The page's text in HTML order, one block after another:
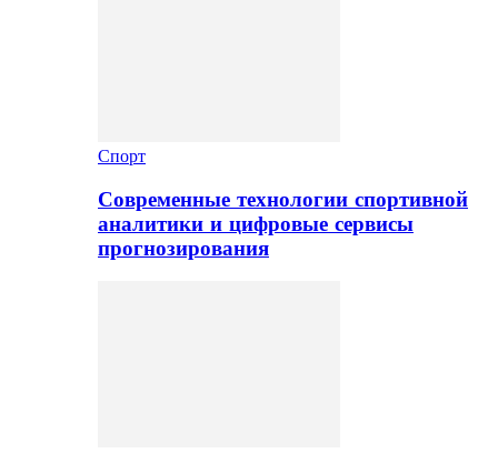
Спорт
Современные технологии спортивной
аналитики и цифровые сервисы
прогнозирования